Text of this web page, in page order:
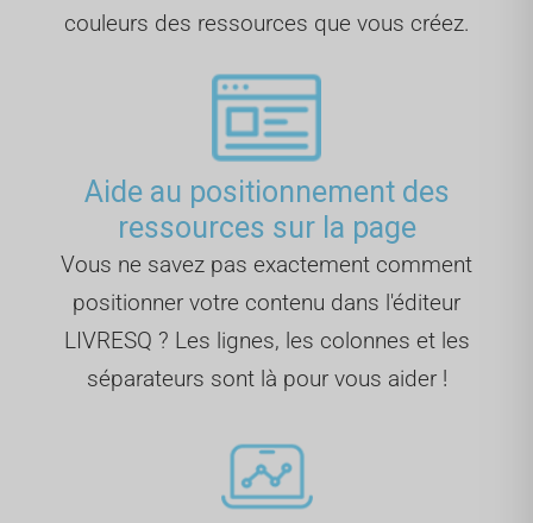
couleurs des ressources que vous créez.
Aide au positionnement des
ressources sur la page
Vous ne savez pas exactement comment
positionner votre contenu dans l'éditeur
LIVRESQ ? Les lignes, les colonnes et les
séparateurs sont là pour vous aider !